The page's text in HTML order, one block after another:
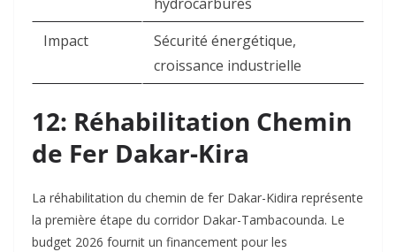
Impact
Sécurité énergétique,
croissance industrielle
12: Réhabilitation Chemin
de Fer Dakar-Kira
La réhabilitation du chemin de fer Dakar-Kidira représente
la première étape du corridor Dakar-Tambacounda. Le
budget 2026 fournit un financement pour les